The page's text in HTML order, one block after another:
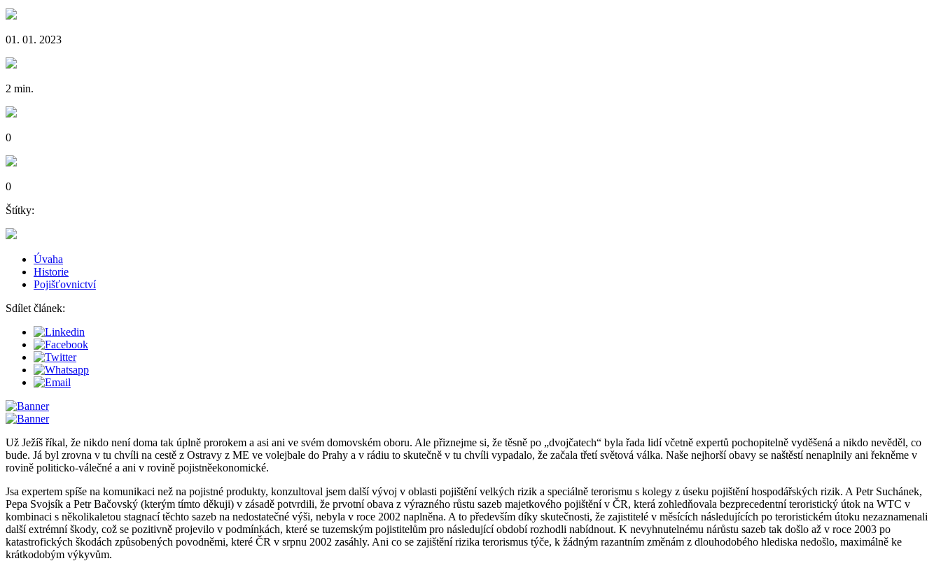
01. 01. 2023
2 min.
0
0
Štítky:
Úvaha
Historie
Pojišťovnictví
Sdílet článek:
Už Ježíš říkal, že nikdo není doma tak úplně prorokem a asi ani ve svém domovském oboru. Ale přiznejme si, že těsně po „dvojčatech“ byla řada lidí včetně expertů pochopitelně vyděšená a nikdo nevěděl, co
bude. Já byl zrovna v tu chvíli na cestě z Ostravy z ME ve volejbale do Prahy a v rádiu to skutečně v tu chvíli vypadalo, že začala třetí světová válka. Naše nejhorší obavy se naštěstí nenaplnily ani řekněme v
rovině politicko-válečné a ani v rovině pojistněekonomické.
Jsa expertem spíše na komunikaci než na pojistné produkty, konzultoval jsem další vývoj v oblasti pojištění velkých rizik a speciálně terorismu s kolegy z úseku pojištění hospodářských rizik. A Petr Suchánek,
Pepa Svojsík a Petr Bačovský (kterým tímto děkuji) v zásadě potvrdili, že prvotní obava z výrazného růstu sazeb majetkového pojištění v ČR, která zohledňovala bezprecedentní teroristický útok na WTC v
kombinaci s několikaletou stagnací těchto sazeb na nedostatečné výši, nebyla v roce 2002 naplněna. A to především díky skutečnosti, že zajistitelé v měsících následujících po teroristickém útoku nezaznamenali
další extrémní škody, což se pozitivně projevilo v podmínkách, které se tuzemským pojistitelům pro následující období rozhodli nabídnout. K nevyhnutelnému nárůstu sazeb tak došlo až v roce 2003 po
katastrofických škodách způsobených povodněmi, které ČR v srpnu 2002 zasáhly. Ani co se zajištění rizika terorismus týče, k žádným razantním změnám z dlouhodobého hlediska nedošlo, maximálně ke
krátkodobým výkyvům.